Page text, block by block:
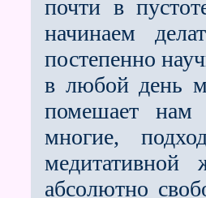
почти в
начинаем
постепенно
в любой день
помешает нам
многие,
абсолютно